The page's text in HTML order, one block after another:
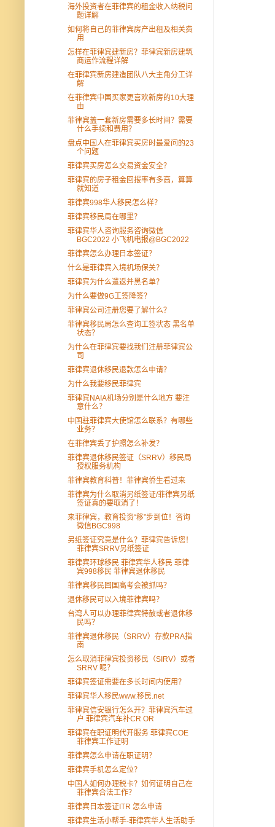
海外投资者在菲律宾的租金收入纳税问
题详解
如何将自己的菲律宾房产出租及相关费
用
怎样在菲律宾建新房？菲律宾新房建筑
商运作流程详解
在菲律宾新房建造团队八大主角分工详
解
在菲律宾中国买家更喜欢新房的10大理
由
菲律宾盖一套新房需要多长时间？需要
什么手续和费用？
盘点中国人在菲律宾买房时最爱问的23
个问题
菲律宾买房怎么交易资金安全？
菲律宾的房子租金回报率有多高，算算
就知道
菲律宾998华人移民怎么样？
菲律宾移民局在哪里？
菲律宾华人咨询服务咨询微信
BGC2022 小飞机电报@BGC2022
菲律宾怎么办理日本签证？
什么是菲律宾入境机场保关？
菲律宾为什么遣返并黑名单？
为什么要做9G工签降签？
菲律宾公司注册您要了解什么？
菲律宾移民局怎么查询工签状态 黑名单
状态？
为什么在菲律宾要找我们注册菲律宾公
司
菲律宾退休移民退款怎么申请？
为什么我要移民菲律宾
菲律宾NAIA机场分别是什么地方 要注
意什么？
中国驻菲律宾大使馆怎么联系？有哪些
业务？
在菲律宾丢了护照怎么补发？
菲律宾退休移民签证（SRRV）移民局
授权服务机构
菲律宾教育科普！菲律宾侨生看过来
菲律宾为什么取消另纸签证/菲律宾另纸
签证真的要取消了！
来菲律宾，教育投资“移”步到位！咨询
微信BGC998
另纸签证究竟是什么？菲律宾告诉您！
菲律宾SRRV另纸签证
菲律宾环球移民 菲律宾华人移民 菲律
宾998移民 菲律宾退休移民
菲律宾移民回国高考会被抓吗？
退休移民可以入境菲律宾吗？
台湾人可以办理菲律宾特赦或者退休移
民吗？
菲律宾退休移民（SRRV）存款PRA指
南
怎么取消菲律宾投资移民（SIRV）或者
SRRV 呢？
菲律宾签证需要在多长时间内使用？
菲律宾华人移民www.移民.net
菲律宾信安银行怎么开？菲律宾汽车过
户 菲律宾汽车补CR OR
菲律宾在职证明代开服务 菲律宾COE
菲律宾工作证明
菲律宾怎么申请在职证明？
菲律宾手机怎么定位？
中国人如何办理税卡？如何证明自己在
菲律宾合法工作？
菲律宾日本签证ITR 怎么申请
菲律宾生活小帮手-菲律宾华人生活助手